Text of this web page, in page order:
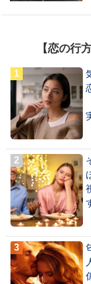
【恋の行